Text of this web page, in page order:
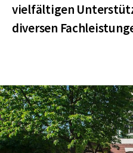
vielfältigen
diversen